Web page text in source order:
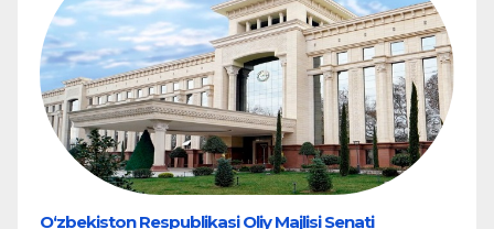
O‘zbekiston Respublikasi Oliy Majlisi Senati